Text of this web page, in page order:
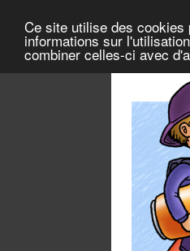
Ce site utilise des
informations sur
combiner celles-ci avec